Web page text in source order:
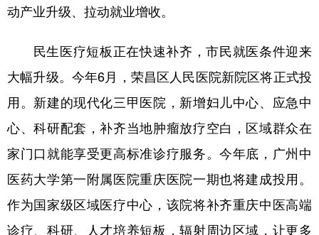
动产业升级、拉动就业增收。
民生医疗短板正在快速补齐，市民就医条件迎来
大幅升级。今年6月，荣昌区人民医院新院区将正式投
用。新建的现代化三甲医院，新增妇儿中心、应急中
心、科研配套，补齐当地肿瘤放疗空白，区域群众在
家门口就能享受更高标准诊疗服务。今年底，广州中
医药大学第一附属医院重庆医院一期也将建成投用。
作为国家级区域医疗中心，该院将补齐重庆中医高端
诊疗、科研、人才培养短板，辐射周边区域，让更多